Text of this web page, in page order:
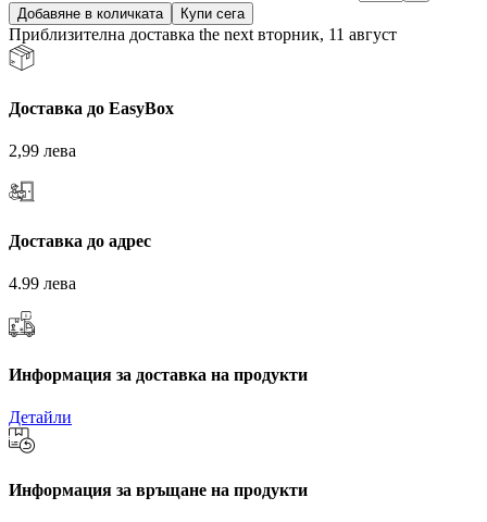
Добавяне в количката Купи сега
Приблизителна доставка the next вторник, 11 август
Доставка до EasyBox
2,99 лева
Доставка до адрес
4.99 лева
Информация за доставка на продукти
Детайли
Информация за връщане на продукти